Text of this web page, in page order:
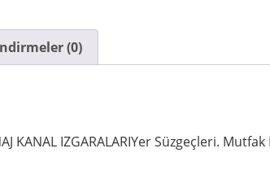
(0)
KANAL IZGARALARIYer Süzgeçleri.